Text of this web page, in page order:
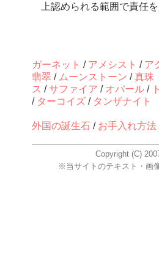
上認められる範囲で責任
ガーネット / アメシスト / ア
翡翠 / ムーンストーン /真珠
ス /サファイア / オパール /
/ ターコイズ / タンザナイト
外国の誕生石 / お手入れ方法
Copyright (C)
※当サイトのテキスト・画